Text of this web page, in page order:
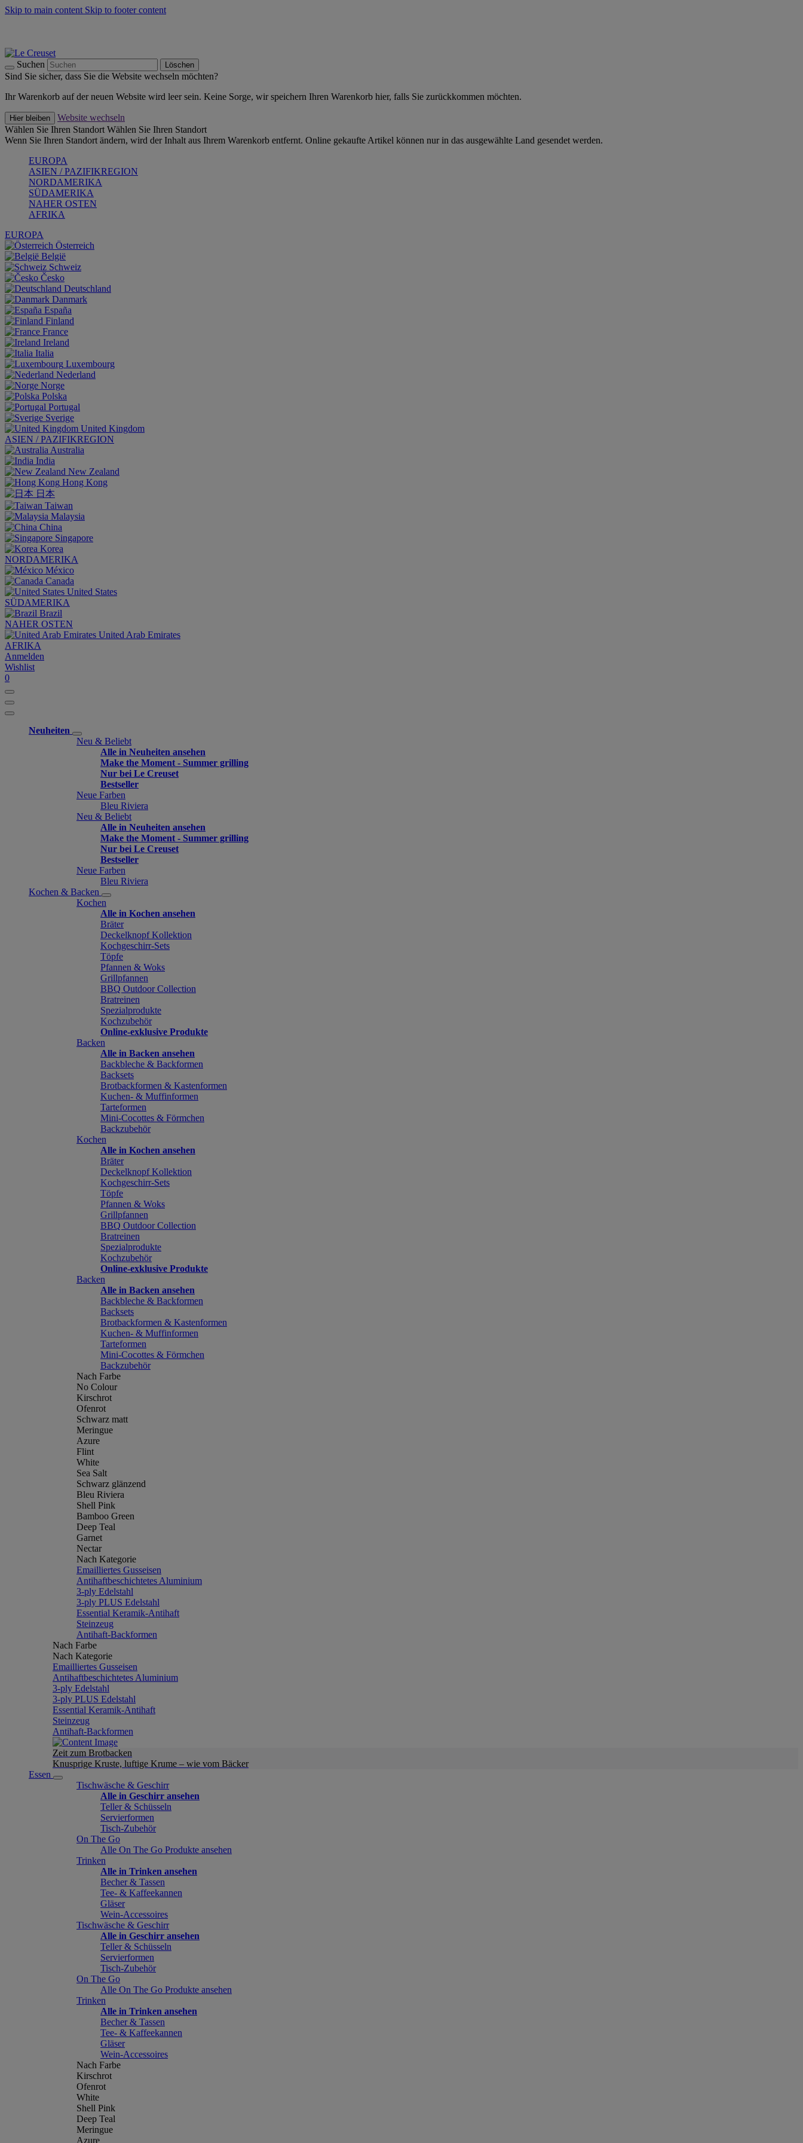
Skip to main content Skip to footer content
Suchen Löschen
Sind Sie sicher, dass Sie die Website wechseln möchten?
Ihr Warenkorb auf der neuen Website wird leer sein. Keine Sorge, wir speichern Ihren Warenkorb hier, falls Sie zurückkommen möchten.
Hier bleiben
Website wechseln
Wählen Sie Ihren Standort Wählen Sie Ihren Standort
Wenn Sie Ihren Standort ändern, wird der Inhalt aus Ihrem Warenkorb entfernt. Online gekaufte Artikel können nur in das ausgewählte Land gesendet werden.
EUROPA
ASIEN / PAZIFIKREGION
NORDAMERIKA
SÜDAMERIKA
NAHER OSTEN
AFRIKA
EUROPA
Österreich
België
Schweiz
Česko
Deutschland
Danmark
España
Finland
France
Ireland
Italia
Luxembourg
Nederland
Norge
Polska
Portugal
Sverige
United Kingdom
ASIEN / PAZIFIKREGION
Australia
India
New Zealand
Hong Kong
日本
Taiwan
Malaysia
China
Singapore
Korea
NORDAMERIKA
México
Canada
United States
SÜDAMERIKA
Brazil
NAHER OSTEN
United Arab Emirates
AFRIKA
Anmelden
Wishlist
0
Neuheiten
Neu & Beliebt
Alle in Neuheiten ansehen
Make the Moment - Summer grilling
Nur bei Le Creuset
Bestseller
Neue Farben
Bleu Riviera
Neu & Beliebt
Alle in Neuheiten ansehen
Make the Moment - Summer grilling
Nur bei Le Creuset
Bestseller
Neue Farben
Bleu Riviera
Kochen & Backen
Kochen
Alle in Kochen ansehen
Bräter
Deckelknopf Kollektion
Kochgeschirr-Sets
Töpfe
Pfannen & Woks
Grillpfannen
BBQ Outdoor Collection
Bratreinen
Spezialprodukte
Kochzubehör
Online-exklusive Produkte
Backen
Alle in Backen ansehen
Backbleche & Backformen
Backsets
Brotbackformen & Kastenformen
Kuchen- & Muffinformen
Tarteformen
Mini-Cocottes & Förmchen
Backzubehör
Kochen
Alle in Kochen ansehen
Bräter
Deckelknopf Kollektion
Kochgeschirr-Sets
Töpfe
Pfannen & Woks
Grillpfannen
BBQ Outdoor Collection
Bratreinen
Spezialprodukte
Kochzubehör
Online-exklusive Produkte
Backen
Alle in Backen ansehen
Backbleche & Backformen
Backsets
Brotbackformen & Kastenformen
Kuchen- & Muffinformen
Tarteformen
Mini-Cocottes & Förmchen
Backzubehör
Nach Farbe
No Colour
Kirschrot
Ofenrot
Schwarz matt
Meringue
Azure
Flint
White
Sea Salt
Schwarz glänzend
Bleu Riviera
Shell Pink
Bamboo Green
Deep Teal
Garnet
Nectar
Nach Kategorie
Emailliertes Gusseisen
Antihaftbeschichtetes Aluminium
3-ply Edelstahl
3-ply PLUS Edelstahl
Essential Keramik-Antihaft
Steinzeug
Antihaft-Backformen
Nach Farbe
Nach Kategorie
Emailliertes Gusseisen
Antihaftbeschichtetes Aluminium
3-ply Edelstahl
3-ply PLUS Edelstahl
Essential Keramik-Antihaft
Steinzeug
Antihaft-Backformen
Zeit zum Brotbacken
Knusprige Kruste, luftige Krume – wie vom Bäcker
Essen
Tischwäsche & Geschirr
Alle in Geschirr ansehen
Teller & Schüsseln
Servierformen
Tisch-Zubehör
On The Go
Alle On The Go Produkte ansehen
Trinken
Alle in Trinken ansehen
Becher & Tassen
Tee- & Kaffeekannen
Gläser
Wein-Accessoires
Tischwäsche & Geschirr
Alle in Geschirr ansehen
Teller & Schüsseln
Servierformen
Tisch-Zubehör
On The Go
Alle On The Go Produkte ansehen
Trinken
Alle in Trinken ansehen
Becher & Tassen
Tee- & Kaffeekannen
Gläser
Wein-Accessoires
Nach Farbe
Kirschrot
Ofenrot
White
Shell Pink
Deep Teal
Meringue
Azure